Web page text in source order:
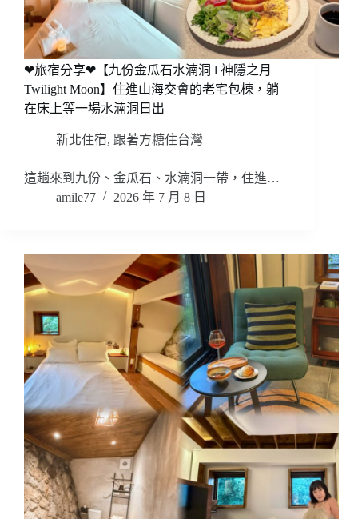
❤旅宿分享❤【九份金瓜石水湳洞 l 神隱之月
Twilight Moon】住進山海交會的老宅包棟，躺
在床上等一場水湳洞日出
新北住宿, 跟著方糖住台灣
這趟來到九份、金瓜石、水湳洞一帶，住進…
amile77
2026 年 7 月 8 日